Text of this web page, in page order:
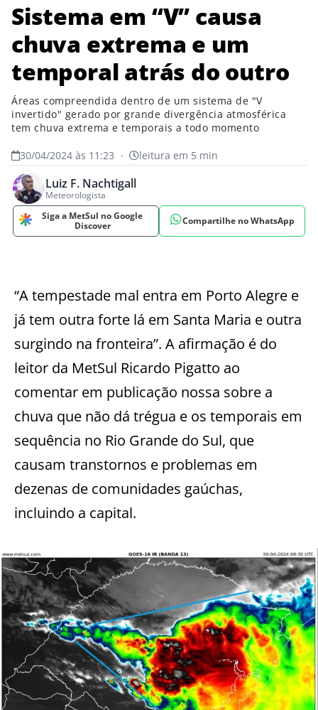
Sistema em “V” causa
chuva extrema e um
temporal atrás do outro
Áreas compreendida dentro de um sistema de "V
invertido" gerado por grande divergência atmosférica
tem chuva extrema e temporais a todo momento
30/04/2024 às 11:23 • leitura em 5 min
Luiz F. Nachtigall
Meteorologista
Siga a MetSul no Google
Discover
Compartilhe no WhatsApp
“A tempestade mal entra em Porto Alegre e
já tem outra forte lá em Santa Maria e outra
surgindo na fronteira”. A afirmação é do
leitor da MetSul Ricardo Pigatto ao
comentar em publicação nossa sobre a
chuva que não dá trégua e os temporais em
sequência no Rio Grande do Sul, que
causam transtornos e problemas em
dezenas de comunidades gaúchas,
incluindo a capital.